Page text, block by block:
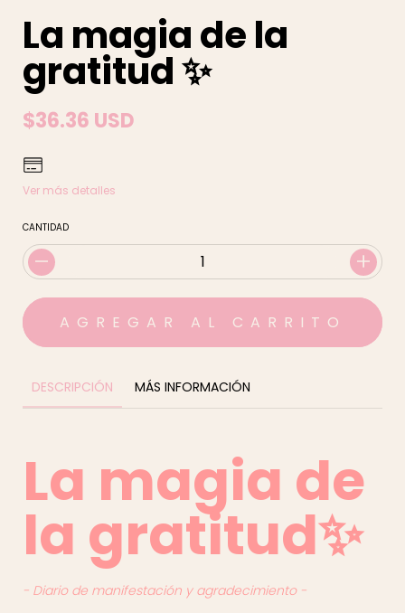
La magia de la
gratitud ✨
$36.36 USD
Ver más detalles
CANTIDAD
DESCRIPCIÓN MÁS INFORMACIÓN
La magia de
la gratitud✨
- Diario de manifestación y agradecimiento -